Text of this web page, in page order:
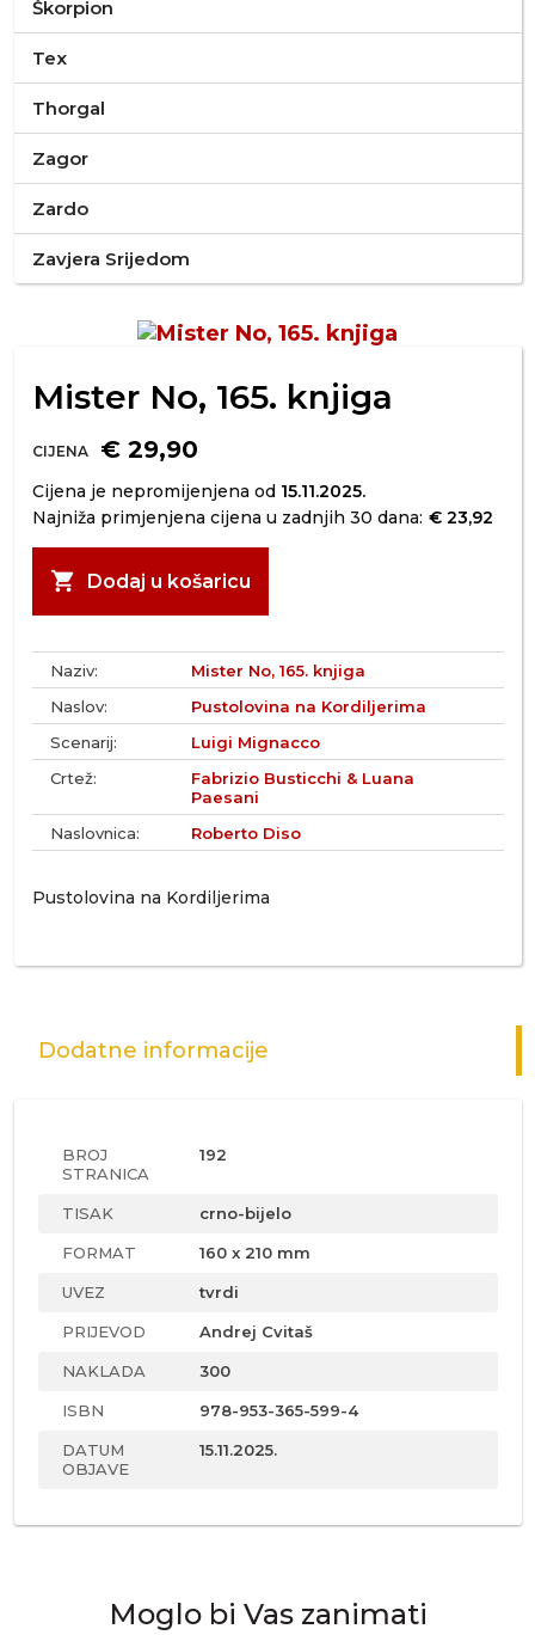
Škorpion
Tex
Thorgal
Zagor
Zardo
Zavjera Srijedom
Mister No, 165. knjiga
CIJENA € 29,90
Cijena je nepromijenjena od 15.11.2025.
Najniža primjenjena cijena u zadnjih 30 dana: € 23,92
shopping_cart Dodaj u košaricu
Naziv:
Mister No, 165. knjiga
Naslov:
Pustolovina na Kordiljerima
Scenarij:
Luigi Mignacco
Crtež:
Fabrizio Busticchi & Luana
Paesani
Naslovnica:
Roberto Diso
Pustolovina na Kordiljerima
Dodatne informacije
BROJ
STRANICA
192
TISAK crno-bijelo
FORMAT 160 x 210 mm
UVEZ tvrdi
PRIJEVOD Andrej Cvitaš
NAKLADA 300
ISBN 978-953-365-599-4
DATUM
OBJAVE
15.11.2025.
Moglo bi Vas zanimati